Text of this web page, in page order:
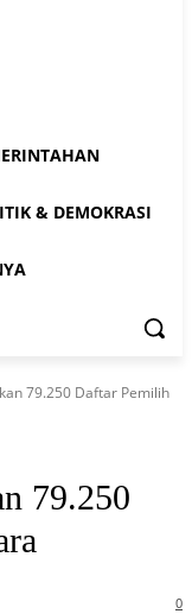
& DEMOKRASI
79.250 Daftar Pemilih
79.250
0